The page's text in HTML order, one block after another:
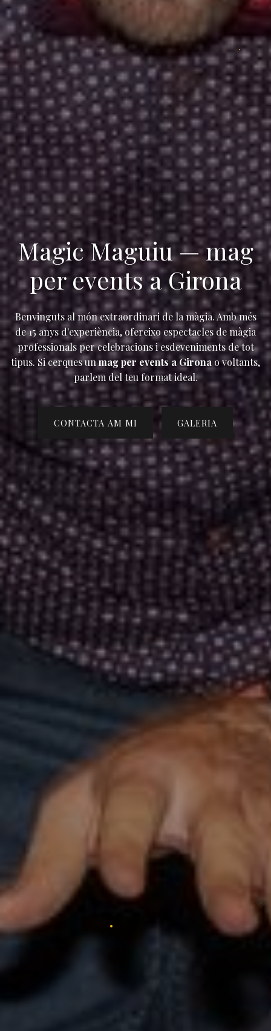
Magic Maguiu — mag
per events a Girona
Benvinguts al món extraordinari de la màgia. Amb més
de 15 anys d'experiència, ofereixo espectacles de màgia
professionals per celebracions i esdeveniments de tot
tipus. Si cerques unmag per events a Girona o voltants,
parlem del teu format ideal.
CONTACTA AM MI GALERIA